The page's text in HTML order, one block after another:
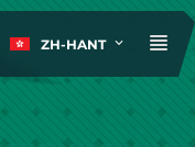
ZH-HANT